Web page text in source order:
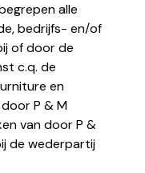
alle
bedrijfs- en/of
of door de
c.q. de
en
P & M
van door P &
de wederpartij